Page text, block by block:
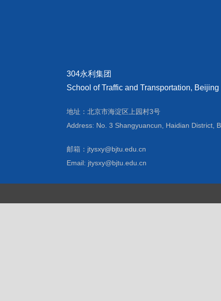
304永利集团
School of Traffic and Transportation,
地址：北京市海淀区上园村3号
Address: No. 3 Shangyuancun, Haidian District,
邮箱：jtysxy@bjtu.edu.cn
Email: jtysxy@bjtu.edu.cn